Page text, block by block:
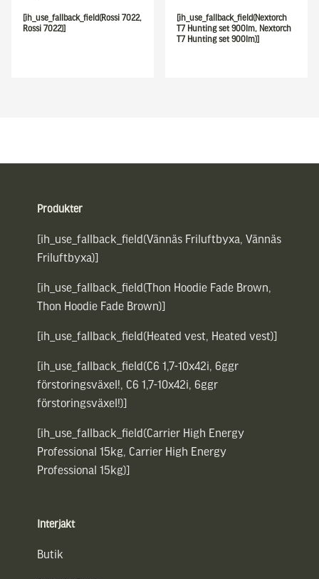
[ih_use_fallback_field(Rossi 7022,
Rossi 7022)]
[ih_use_fallback_field(Nextorch
T7 Hunting set 900lm, Nextorch
T7 Hunting set 900lm)]
Produkter
[ih_use_fallback_field(Vännäs Friluftbyxa, Vännäs
Friluftbyxa)]
[ih_use_fallback_field(Thon Hoodie Fade Brown,
Thon Hoodie Fade Brown)]
[ih_use_fallback_field(Heated vest, Heated vest)]
[ih_use_fallback_field(C6 1,7-10x42i, 6ggr
förstoringsväxel!, C6 1,7-10x42i, 6ggr
förstoringsväxel!)]
[ih_use_fallback_field(Carrier High Energy
Professional 15kg, Carrier High Energy
Professional 15kg)]
Interjakt
Butik